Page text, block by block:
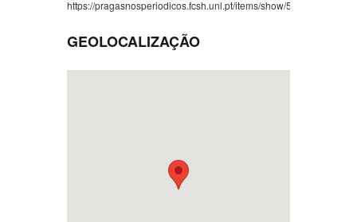
https://pragasnosperiodicos.fcsh.unl.pt/items/show/572
GEOLOCALIZAÇÃO